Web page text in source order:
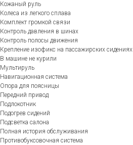
Кожаный руль
Колеса из легкого сплава
Комплект громкой связи
Контроль давления в шинах
Контроль полосы движения
Крепление изофикс на пассажирских сидениях
В машине не курили
Мультируль
Навигационная система
Опора для поясницы
Передний привод
Подлокотник
Подогрев сидений
Подсветка салона
Полная история обслуживания
Противобуксовочная система